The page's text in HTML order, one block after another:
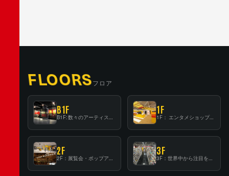
FLOORSフロア
B1F
B1F: 数々のアーティストが立った、インストアイベントの聖地！
1F
1F： エンタメショップならではのイマーシブ空間
2F
2F：展覧会・ポップアップストア等を開催！大型催事スペース「TOWER SPACE SHIBUYA」
3F
3F：世界中から注目を集める〈日本のポップカルチャー〉の発信基地！